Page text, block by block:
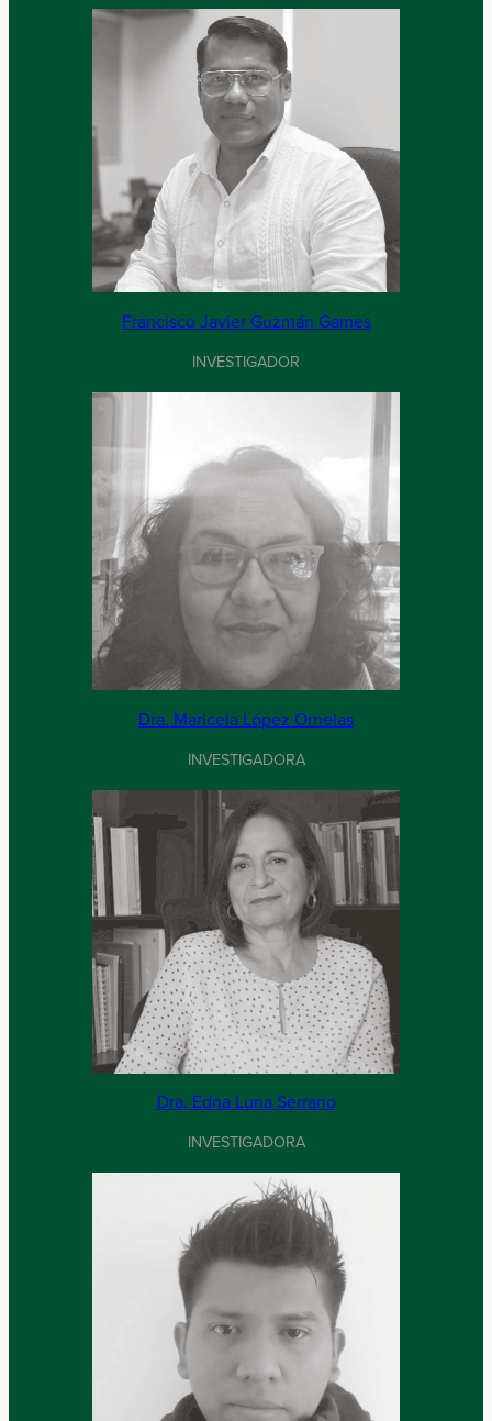
Francisco Javier Guzmán Games
INVESTIGADOR
Dra. Maricela López Ornelas
INVESTIGADORA
Dra. Edna Luna Serrano
INVESTIGADORA